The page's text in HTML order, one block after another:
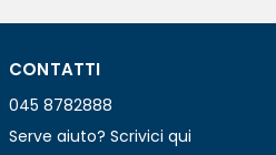
CONTATTI
045 8782888
Serve aiuto? Scrivici qui